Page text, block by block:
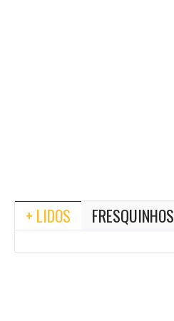
+ LIDOS FRESQUINHOS